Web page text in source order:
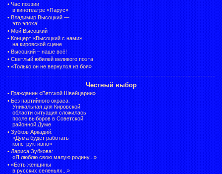
• Час поэзии
в кинотеатре «Парус»
• Владимир Высоцкий —
это эпоха!
• Мой Высоцкий
• Концерт «Высоцкий с нами»
на кировской сцене
• Высоцкий – наше всё!
• Светлый юбилей великого поэта
• «Только он не вернулся из боя»
Честный выбор
• Гражданин «Вятской Швейцарии»
• Без партийного окраса.
Уникальная для Кировской
области ситуация сложилась
после выборов в Советской
районной Думе
• Зубков Аркадий:
«Дума будет работать
конструктивно»
• Лариса Зубкова:
«Я люблю свою малую родину...»
• «Есть женщины
в русских селеньях...»